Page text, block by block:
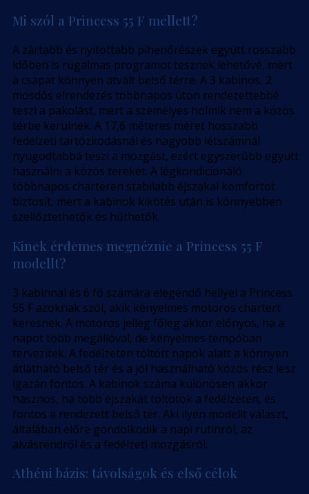
Mi szól a Princess 55 F mellett?
A zártabb és nyitottabb pihenőrészek együtt rosszabb
időben is rugalmas programot tesznek lehetővé, mert
a csapat könnyen átvált belső térre. A 3 kabinos, 2
mosdós elrendezés többnapos úton rendezettebbé
teszi a pakolást, mert a személyes holmik nem a közös
térbe kerülnek. A 17,6 méteres méret hosszabb
fedélzeti tartózkodásnál és nagyobb létszámnál
nyugodtabbá teszi a mozgást, ezért egyszerűbb együtt
használni a közös tereket. A légkondicionáló
többnapos charteren stabilabb éjszakai komfortot
biztosít, mert a kabinok kikötés után is könnyebben
szellőztethetők és hűthetők.
Kinek érdemes megnéznie a Princess 55 F
modellt?
3 kabinnal és 6 fő számára elegendő hellyel a Princess
55 F azoknak szól, akik kényelmes motoros chartert
keresnek. A motoros jelleg főleg akkor előnyös, ha a
napot több megállóval, de kényelmes tempóban
tervezitek. A fedélzeten töltött napok alatt a könnyen
átlátható belső tér és a jól használható közös rész lesz
igazán fontos. A kabinok száma különösen akkor
hasznos, ha több éjszakát töltötök a fedélzeten, és
fontos a rendezett belső tér. Aki ilyen modellt választ,
általában előre gondolkodik a napi rutinról, az
alvásrendről és a fedélzeti mozgásról.
Athéni bázis: távolságok és első célok